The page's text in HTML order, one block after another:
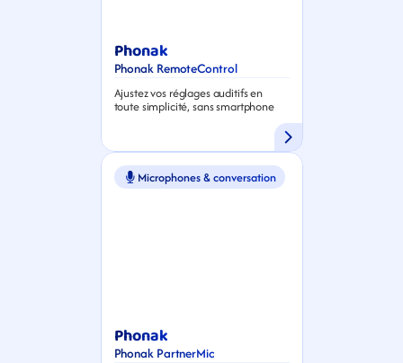
Phonak
Phonak RemoteControl
Ajustez vos réglages auditifs en
toute simplicité, sans smartphone
Microphones & conversation
Phonak
Phonak PartnerMic